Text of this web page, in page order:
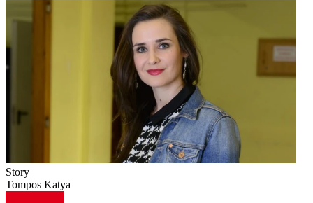
Story
Tompos Katya